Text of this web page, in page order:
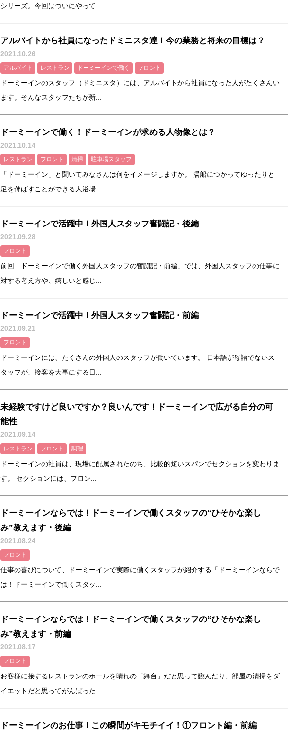
シリーズ。今回はついにやって...
アルバイトから社員になったドミニスタ達！今の業務と将来の目標は？
2021.10.26
アルバイト レストラン ドーミーインで働く フロント
ドーミーインのスタッフ（ドミニスタ）には、アルバイトから社員になった人がたくさんい
ます。そんなスタッフたちが新...
ドーミーインで働く！ドーミーインが求める人物像とは？
2021.10.14
レストラン フロント 清掃 駐車場スタッフ
「ドーミーイン」と聞いてみなさんは何をイメージしますか。 湯船につかってゆったりと
足を伸ばすことができる大浴場...
ドーミーインで活躍中！外国人スタッフ奮闘記・後編
2021.09.28
フロント
前回「ドーミーインで働く外国人スタッフの奮闘記・前編」では、外国人スタッフの仕事に
対する考え方や、嬉しいと感じ...
ドーミーインで活躍中！外国人スタッフ奮闘記・前編
2021.09.21
フロント
ドーミーインには、たくさんの外国人のスタッフが働いています。 日本語が母語でないス
タッフが、接客を大事にする日...
未経験ですけど良いですか？良いんです！ドーミーインで広がる自分の可
能性
2021.09.14
レストラン フロント 調理
ドーミーインの社員は、現場に配属されたのち、比較的短いスパンでセクションを変わりま
す。 セクションには、フロン...
ドーミーインならでは！ドーミーインで働くスタッフの“ひそかな楽し
み”教えます・後編
2021.08.24
フロント
仕事の喜びについて、ドーミーインで実際に働くスタッフが紹介する「ドーミーインならで
は！ドーミーインで働くスタッ...
ドーミーインならでは！ドーミーインで働くスタッフの“ひそかな楽し
み”教えます・前編
2021.08.17
フロント
お客様に接するレストランのホールを晴れの「舞台」だと思って臨んだり、部屋の清掃をダ
イエットだと思ってがんばった...
ドーミーインのお仕事！この瞬間がキモチイイ！①フロント編・前編